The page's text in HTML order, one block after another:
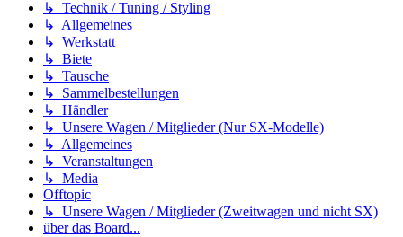
↳ Technik / Tuning / Styling
↳ Allgemeines
↳ Werkstatt
↳ Biete
↳ Tausche
↳ Sammelbestellungen
↳ Händler
↳ Unsere Wagen / Mitglieder (Nur SX-Modelle)
↳ Allgemeines
↳ Veranstaltungen
↳ Media
Offtopic
↳ Unsere Wagen / Mitglieder (Zweitwagen und nicht SX)
über das Board...